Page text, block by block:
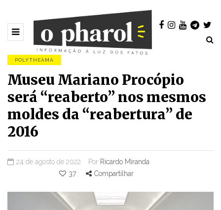
POLYTHEAMA
Museu Mariano Procópio
será “reaberto” nos mesmos
moldes da “reabertura” de
2016
24 de agosto de 2022 Por Ricardo Miranda
37
Compartilhar